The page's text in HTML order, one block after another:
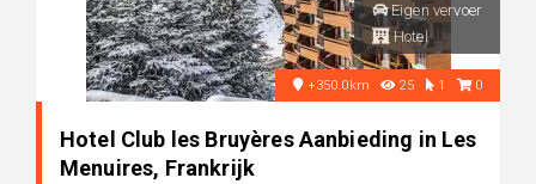
Eigen vervoer
Hotel
+350.0km 25 1 0
Hotel Club les Bruyères Aanbieding in Les
Menuires, Frankrijk